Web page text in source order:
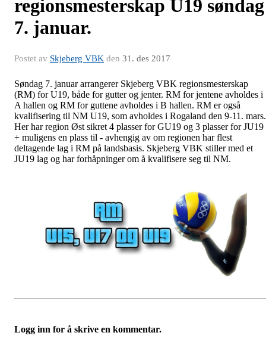
regionsmesterskap U19 søndag
7. januar.
Postet av Skjeberg VBK den 31. des 2017
Søndag 7. januar arrangerer Skjeberg VBK regionsmesterskap
(RM) for U19, både for gutter og jenter. RM for jentene avholdes i
A hallen og RM for guttene avholdes i B hallen. RM er også
kvalifisering til NM U19, som avholdes i Rogaland den 9-11. mars.
Her har region Øst sikret 4 plasser for GU19 og 3 plasser for JU19
+ muligens en plass til - avhengig av om regionen har flest
deltagende lag i RM på landsbasis. Skjeberg VBK stiller med et
JU19 lag og har forhåpninger om å kvalifisere seg til NM.
Logg inn for å skrive en kommentar.